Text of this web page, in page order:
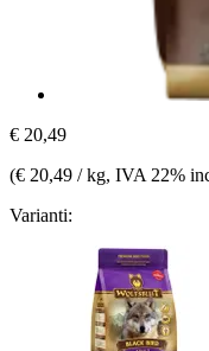
€ 20,49
(€ 20,49 / kg, IVA 22%
Varianti: